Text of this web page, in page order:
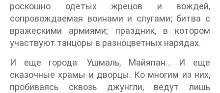
роскошно одетых жрецов и вождей,
сопровождаемая воинами и слугами; битва с
вражескими армиями; праздник, в котором
участвуют танцоры в разноцветных нарядах.
И еще города: Ушмаль, Майяпан… И еще
сказочные храмы и дворцы. Ко многим из них,
пробиваясь сквозь джунгли, ведут лишь